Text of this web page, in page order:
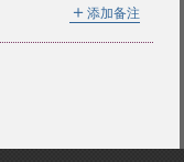
＋ 添加备注